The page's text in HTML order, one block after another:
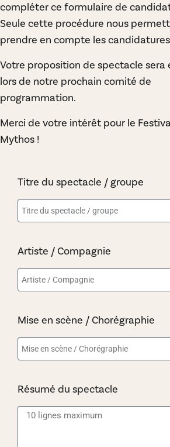
compléter ce formulaire de
Seule cette procédure nous
prendre en compte les
Votre proposition de spectacle sera
lors de notre prochain comité de
programmation.
Merci de votre intérêt pour le
Mythos !
Titre du spectacle / groupe
Artiste / Compagnie
Mise en scène / Chorégraphie
Résumé du spectacle